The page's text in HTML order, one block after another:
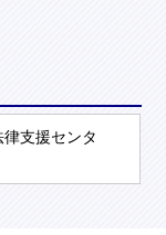
支援センタ